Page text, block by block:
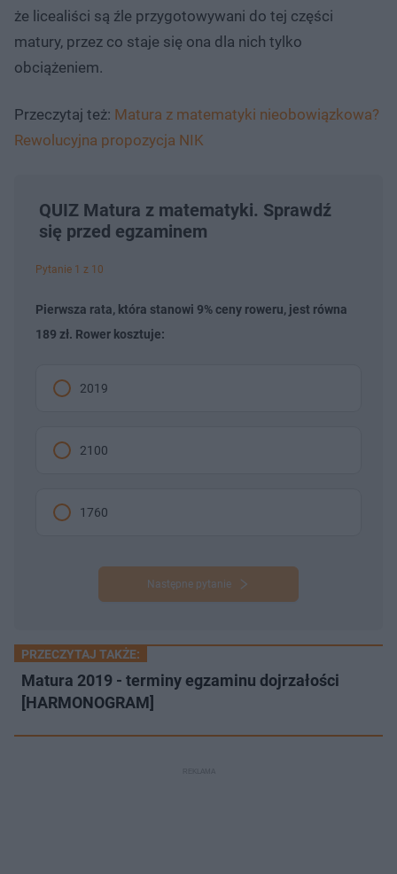
że licealiści są źle przygotowywani do tej części
matury, przez co staje się ona dla nich tylko
obciążeniem.
Przeczytaj też: Matura z matematyki nieobowiązkowa?
Rewolucyjna propozycja NIK
QUIZ Matura z matematyki. Sprawdź
się przed egzaminem
Pytanie 1 z 10
Pierwsza rata, która stanowi 9% ceny roweru, jest równa
189 zł. Rower kosztuje:
2019
2100
1760
Następne pytanie
PRZECZYTAJ TAKŻE:
Matura 2019 - terminy egzaminu dojrzałości
[HARMONOGRAM]